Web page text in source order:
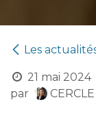
Les
21 mai 2024
par